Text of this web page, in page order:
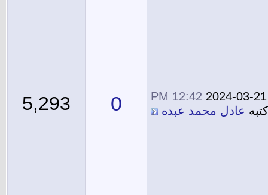
2024-03-21
12:42 PM
كتبه عادل محمد عبده 0
5,293